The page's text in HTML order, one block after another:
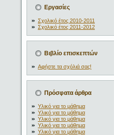
Εργασίες
Σχολικό έτος 2010-2011
Σχολικό έτος 2011-2012
Βιβλίο επισκεπτών
Αφήστε τα σχόλιά σας!
Πρόσφατα άρθρα
Υλικό για το μάθημα
Υλικό για το μάθημα
Υλικό για το μάθημα
Υλικό για το μάθημα
Υλικό για το μάθημα